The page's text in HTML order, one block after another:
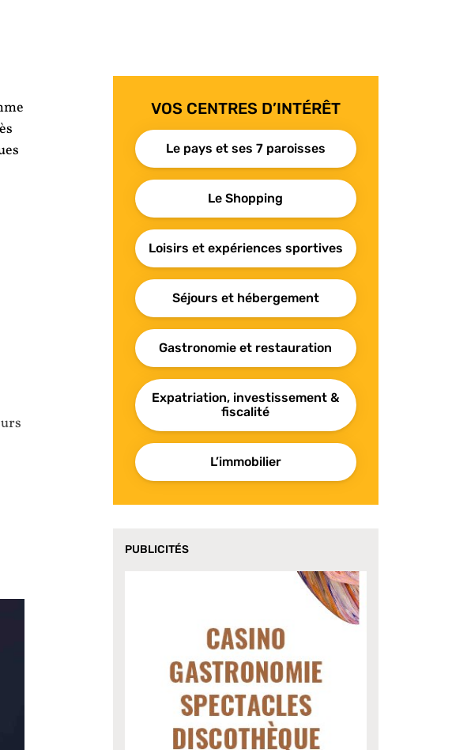
VOS CENTRES D’INTÉRÊT
Le pays et ses 7 paroisses
Le Shopping
Loisirs et expériences sportives
Séjours et hébergement
Gastronomie et restauration
Expatriation, investissement &
fiscalité
L’immobilier
PUBLICITÉS